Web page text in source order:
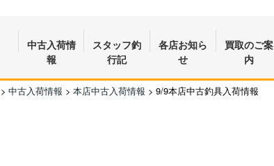
中古入荷情
報
スタッフ釣
行記
各店お知ら
せ
買取のご案
内
> 中古入荷情報 > 本店中古入荷情報 > 9/9本店中古釣具入荷情報